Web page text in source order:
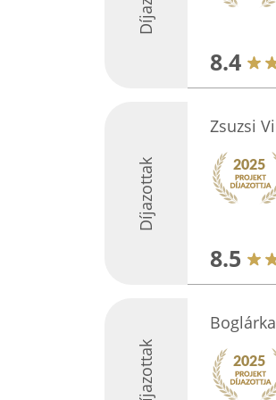
8.4
Díjazottak
Zsuzsi
8.5
Díjazottak